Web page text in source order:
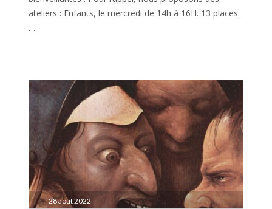
ateliers : Enfants, le mercredi de 14h à 16H. 13 places.
…
28 août 2022